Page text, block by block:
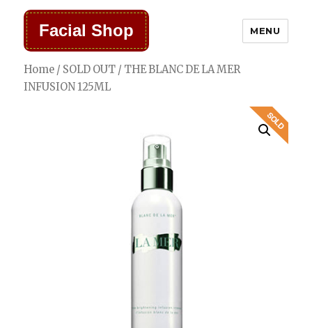
Facial Shop MENU
Home / SOLD OUT / THE BLANC DE LA MER
INFUSION 125ML